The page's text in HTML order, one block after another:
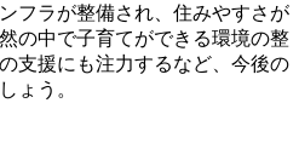
フラが整備され、住みやすさが
の中で子育てができる環境の整
支援にも注力するなど、今後の
ょう。